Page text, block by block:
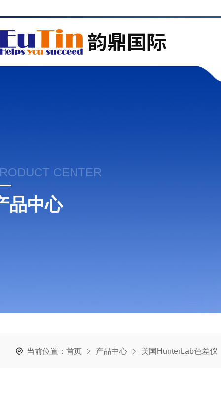
CENTER
品中心
当前位置： 首页 产品中心 美国HunterLab色差仪